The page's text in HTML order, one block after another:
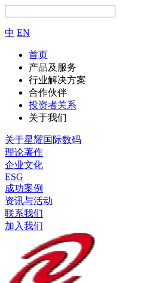
中 EN
首页
产品及服务
行业解决方案
合作伙伴
投资者关系
关于我们
关于星耀国际数码
理论著作
企业文化
ESG
成功案例
资讯与活动
联系我们
加入我们